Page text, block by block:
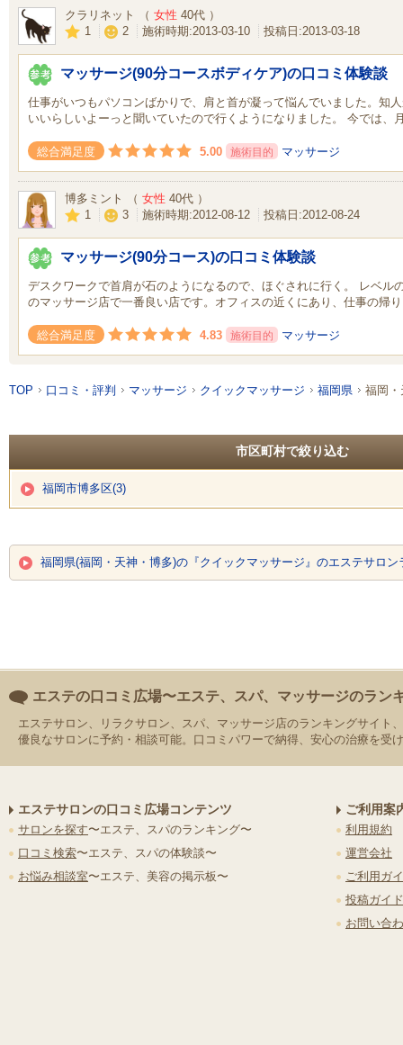
クラリネット （ 女性 40代 ）
1
2 施術時期:2013-03-10 投稿日:2013-03-18
マッサージ(90分コースボディケア)の口コミ体験談
仕事がいつもパソコンばかりで、肩と首が凝って悩んでいました。知
いいらしいよーっと聞いていたので行くようになりました。 今では、
総合満足度 5.00 施術目的 マッサージ
博多ミント （ 女性 40代 ）
1
3 施術時期:2012-08-12 投稿日:2012-08-24
マッサージ(90分コース)の口コミ体験談
デスクワークで首肩が石のようになるので、ほぐされに行く。 レベル
のマッサージ店で一番良い店です。オフィスの近くにあり、仕事の帰
総合満足度 4.83 施術目的 マッサージ
TOP 口コミ・評判 マッサージ クイックマッサージ 福岡県 福岡・
市区町村で絞り込む
福岡市博多区(3)
福岡県(福岡・天神・博多)の『クイックマッサージ』のエステサロ
エステの口コミ広場〜エステ、スパ、マッサージのラン
エステサロン、リラクサロン、スパ、マッサージ店のランキングサイト
優良なサロンに予約・相談可能。口コミパワーで納得、安心の治療を受
エステサロンの口コミ広場コンテンツ
サロンを探す〜エステ、スパのランキング〜
口コミ検索〜エステ、スパの体験談〜
お悩み相談室〜エステ、美容の掲示板〜
ご利用案
利用規約
運営会社
ご利用ガ
投稿ガイ
お問い合